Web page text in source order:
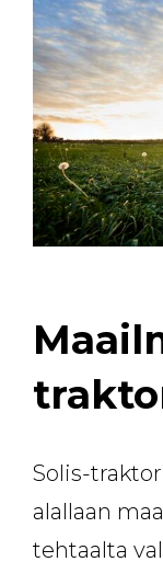
Solis-
alallaan
tehtaalta